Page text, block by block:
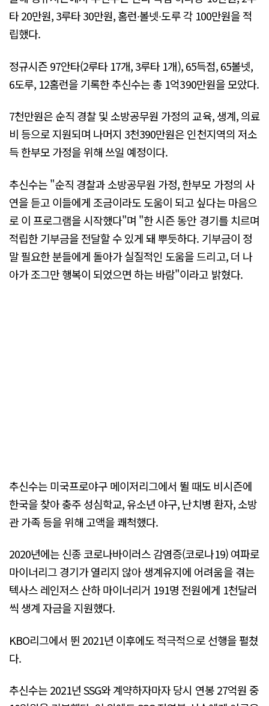
타 20만원, 3루타 30만원, 홈런∙볼넷∙도루 각 100만원을 적
립했다.
정규시즌 97안타(2루타 17개, 3루타 1개), 65득점, 65볼넷,
6도루, 12홈런을 기록한 추신수는 총 1억390만원을 모았다.
7천만원은 순직 경찰 및 소방공무원 가정의 교육, 생계, 의료
비 등으로 지원되며 나머지 3천390만원은 인천지역의 저소
득 한부모 가정을 위해 쓰일 예정이다.
추신수는 "순직 경찰과 소방공무원 가정, 한부모 가정의 사
연을 듣고 이들에게 조금이라도 도움이 되고 싶다는 마음으
로 이 프로그램을 시작했다"며 "한 시즌 동안 경기를 치르며
적립한 기부금을 전달할 수 있게 돼 뿌듯하다. 기부금이 정
말 필요한 분들에게 돌아가 실질적인 도움을 드리고, 더 나
아가 조그만 행복이 되었으면 하는 바람"이라고 밝혔다.
추신수는 미국프로야구 메이저리그에서 뛸 때도 비시즌에
한국을 찾아 충주 성심학교, 유소년 야구, 난치병 환자, 소방
관 가족 등을 위해 고액을 쾌척했다.
2020년에는 신종 코로나바이러스 감염증(코로나19) 여파로
마이너리그 경기가 열리지 않아 생계유지에 어려움을 겪는
텍사스 레인저스 산하 마이너리거 191명 전원에게 1천달러
씩 생계 자금을 지원했다.
KBO리그에서 뛴 2021년 이후에도 적극적으로 선행을 펼쳤
다.
추신수는 2021년 SSG와 계약하자마자 당시 연봉 27억원 중